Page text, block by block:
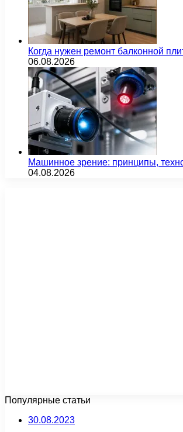
Когда нужен ремонт балконной
06.08.2026
Машинное зрение: принципы,
04.08.2026
Популярные статьи
30.08.2023